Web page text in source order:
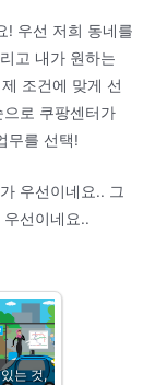
! 우선 저희 동네를
고 내가 원하는
조건에 맞게 선
로 쿠팡센터가
무를 선택!
우선이네요.. 그
선이네요..
는 것,